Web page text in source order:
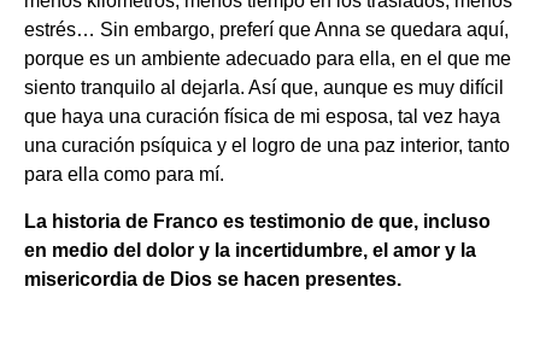
estrés… Sin embargo, preferí que Anna se quedara aquí,
porque es un ambiente adecuado para ella, en el que me
siento tranquilo al dejarla. Así que, aunque es muy difícil
que haya una curación física de mi esposa, tal vez haya
una curación psíquica y el logro de una paz interior, tanto
para ella como para mí.
La historia de Franco es testimonio de que, incluso
en medio del dolor y la incertidumbre, el amor y la
misericordia de Dios se hacen presentes.